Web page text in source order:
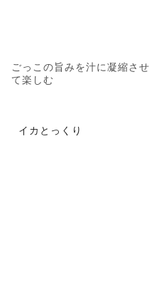
ごっこの旨みを汁に凝縮させ
て楽しむ
イカとっくり